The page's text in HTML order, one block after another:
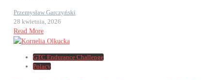
Przemysław Garczyński
28 kwietnia, 2026
Read More
GTC Endurance Challenge
Polacy